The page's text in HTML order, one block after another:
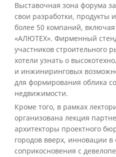
Выставочная зона форума
свои разработки, продукты
более 50 компаний,
«АЛЮТЕХ». Фирменный
участников строительного
хотели узнать о
и инжиниринговых
для формирования облика
недвижимости.
Кроме того, в рамках
организована лекция
архитекторы проектного
городов вверх, инновации в
соприкосновения с